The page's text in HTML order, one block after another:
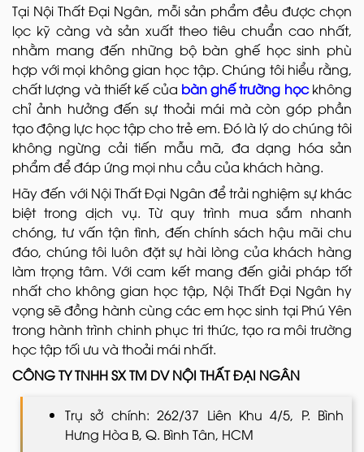
Tại Nội Thất Đại Ngân, mỗi sản phẩm đều được chọn
lọc kỹ càng và sản xuất theo tiêu chuẩn cao nhất,
nhằm mang đến những bộ bàn ghế học sinh phù
hợp với mọi không gian học tập. Chúng tôi hiểu rằng,
chất lượng và thiết kế của bàn ghế trường họckhông
chỉ ảnh hưởng đến sự thoải mái mà còn góp phần
tạo động lực học tập cho trẻ em. Đó là lý do chúng tôi
không ngừng cải tiến mẫu mã, đa dạng hóa sản
phẩm để đáp ứng mọi nhu cầu của khách hàng.
Hãy đến với Nội Thất Đại Ngân để trải nghiệm sự khác
biệt trong dịch vụ. Từ quy trình mua sắm nhanh
chóng, tư vấn tận tình, đến chính sách hậu mãi chu
đáo, chúng tôi luôn đặt sự hài lòng của khách hàng
làm trọng tâm. Với cam kết mang đến giải pháp tốt
nhất cho không gian học tập, Nội Thất Đại Ngân hy
vọng sẽ đồng hành cùng các em học sinh tại Phú Yên
trong hành trình chinh phục tri thức, tạo ra môi trường
học tập tối ưu và thoải mái nhất.
CÔNG TY TNHH SX TM DV NỘI THẤT ĐẠI NGÂN
Trụ sở chính: 262/37 Liên Khu 4/5, P. Bình
Hưng Hòa B, Q. Bình Tân, HCM